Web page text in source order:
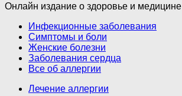
Онлайн издание о здоровье и медицине
Инфекционные заболевания
Симптомы и боли
Женские болезни
Заболевания сердца
Все об аллергии
Лечение аллергии